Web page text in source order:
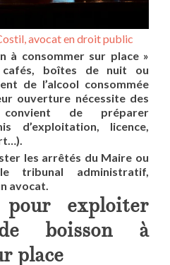
avocat en droit public
à consommer sur place »
boîtes de nuit ou
de l’alcool consommée
ouverture nécessite des
convient de préparer
d’exploitation, licence,
les arrêtés du Maire ou
tribunal administratif,
avocat.
pour exploiter
boisson à
place